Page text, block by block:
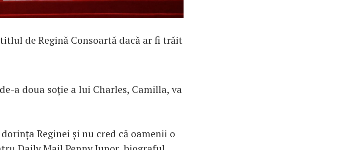
de Regină Consoartă dacă ar fi trăit
a doua soție a lui Charles, Camilla, va
Reginei și nu cred că oamenii o